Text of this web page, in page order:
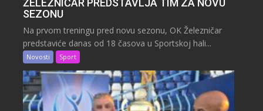
SEZONU
Na prvom treningu pred novu sezonu, OK Železničar
predstaviće danas od 18 časova u Sportskoj hali...
Novosti Sport